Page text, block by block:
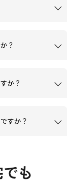
？
か？
すか？